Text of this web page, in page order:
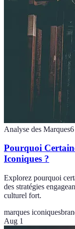
Analyse des Marques6
Pourquoi
Iconiques ?
Explorez pourquoi
des stratégies
culturel fort.
marques iconiques
Aug 1